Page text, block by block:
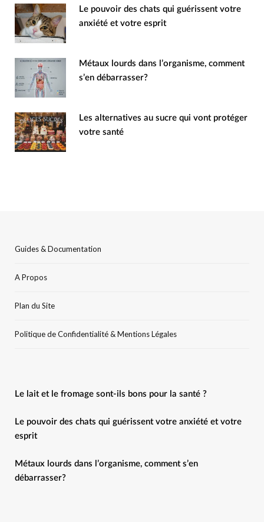
Le pouvoir des chats qui guérissent votre
anxiété et votre esprit
Métaux lourds dans l’organisme, comment
s’en débarrasser?
Les alternatives au sucre qui vont protéger
votre santé
Guides & Documentation
A Propos
Plan du Site
Politique de Confidentialité & Mentions Légales
Le lait et le fromage sont-ils bons pour la santé ?
Le pouvoir des chats qui guérissent votre anxiété et votre
esprit
Métaux lourds dans l’organisme, comment s’en
débarrasser?